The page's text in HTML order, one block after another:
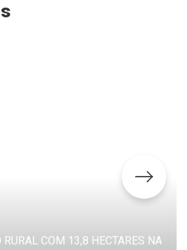
COM 13,8 HECTARES NA